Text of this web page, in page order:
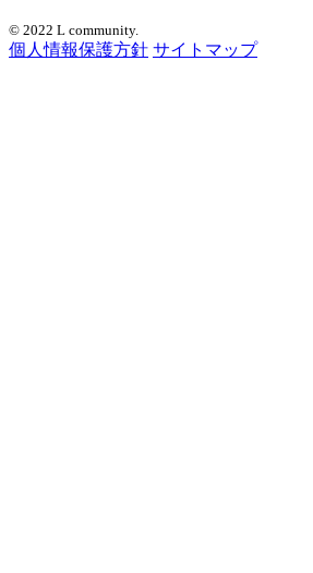
© 2022 L community.
個人情報保護方針 サイトマップ